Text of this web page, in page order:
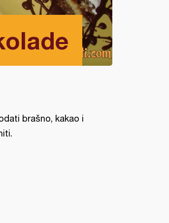
brašno, kakao i